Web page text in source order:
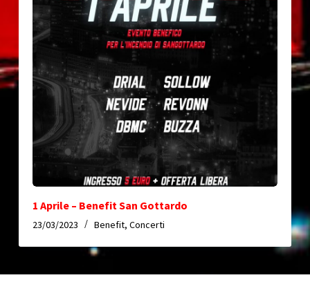
1 Aprile – Benefit San Gottardo
23/03/2023 Benefit, Concerti